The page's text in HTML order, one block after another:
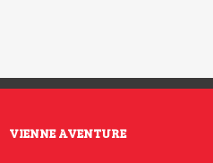
VIENNE AVENTURE